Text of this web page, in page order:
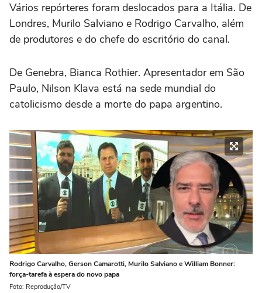
Vários repórteres foram deslocados para a Itália. De
Londres, Murilo Salviano e Rodrigo Carvalho, além
de produtores e do chefe do escritório do canal.
De Genebra, Bianca Rothier. Apresentador em São
Paulo, Nilson Klava está na sede mundial do
catolicismo desde a morte do papa argentino.
Rodrigo Carvalho, Gerson Camarotti, Murilo Salviano e William Bonner:
força-tarefa à espera do novo papa
Foto: Reprodução/TV